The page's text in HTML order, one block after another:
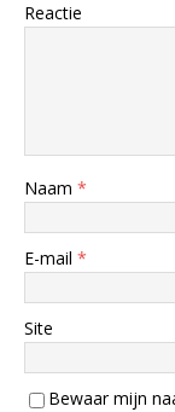
Reactie
Naam *
E-mail *
Site
Bewaar mijn